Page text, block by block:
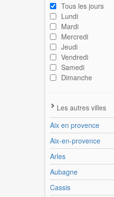
Tous les jours
Lundi
Mardi
Mercredi
Jeudi
Vendredi
Samedi
Dimanche
Les autres villes
Aix en provence
Aix-en-provence
Arles
Aubagne
Cassis